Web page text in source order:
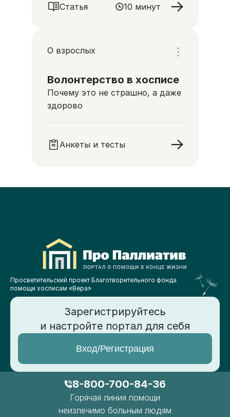
Статья 10 минут
О взрослых
Волонтерство в хосписе
Почему это не страшно, а даже
здорово
Анкеты и тесты
Просветительский проект Благотворительного фонда
помощи хосписам «Вера»
Зарегистрируйтесь
и настройте портал для себя
Вход/Регистрация
8-800-700-84-36
Горячая линия помощи
неизлечимо больным людям